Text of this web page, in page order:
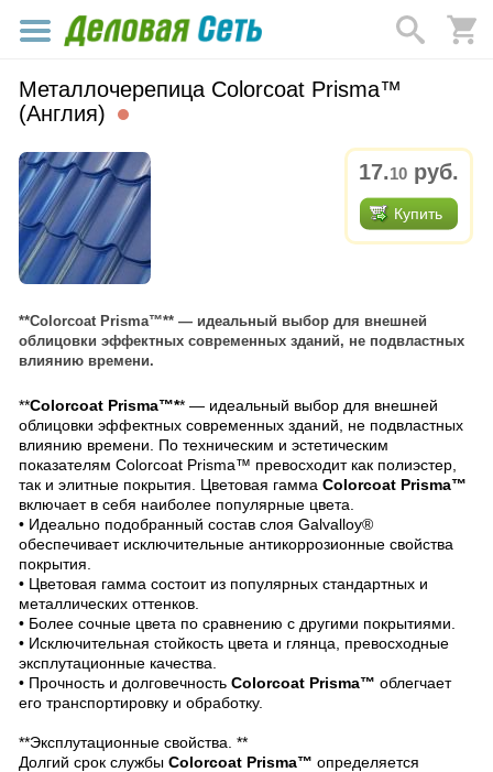
Металлочерепица Colorcoat Prisma™
(Англия)
17.10 руб.
Купить
**Colorcoat Prisma™** — идеальный выбор для внешней
облицовки эффектных современных зданий, не подвластных
влиянию времени.
**Colorcoat Prisma™** — идеальный выбор для внешней
облицовки эффектных современных зданий, не подвластных
влиянию времени. По техническим и эстетическим
показателям Colorcoat Prisma™ превосходит как полиэстер,
так и элитные покрытия. Цветовая гамма Colorcoat Prisma™
включает в себя наиболее популярные цвета.
• Идеально подобранный состав слоя Galvalloy®
обеспечивает исключительные антикоррозионные свойства
покрытия.
• Цветовая гамма состоит из популярных стандартных и
металлических оттенков.
• Более сочные цвета по сравнению с другими покрытиями.
• Исключительная стойкость цвета и глянца, превосходные
эксплутационные качества.
• Прочность и долговечность Colorcoat Prisma™ облегчает
его транспортировку и обработку.
**Эксплутационные свойства. **
Долгий срок службы Colorcoat Prisma™ определяется